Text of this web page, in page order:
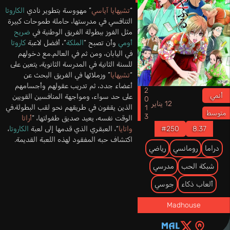
أنمي
متوسط
12 يناير 2013
8.37
#250
دراما رومانسي رياضي
شبكة الحب مدرسي
ألعاب ذكاء جوسي
Madhouse
“تشيهايا آياسي” مهووسة بتطوير نادي الكاروتا
التنافسي في مدرستها، حاملة طموحات كبيرة
مثل الفوز ببطولة الفريق الوطنية في ضريح
أومي وأن تصبح “الملكة“، أفضل لاعبة كاروتا
في اليابان، ومن ثم في العالم.مع دخولهم
للسنة الثانية في المدرسة الثانوية، يتعين على
“تشيهايا” وزملائها في الفريق البحث عن
أعضاء جدد، ثم تدريب عقولهم وأجسامهم
على حد سواء، ومواجهة المنافسين القويين
الذين يقفون في طريقهم نحو لقب البطولة.في
الوقت نفسه، يعيد صديق طفولتها، “أراتا
واتايا“، العبقري الذي قدمها إلى لعبة الكاروتا،
اكتشاف حبه المفقود لهذه اللعبة القديمة.